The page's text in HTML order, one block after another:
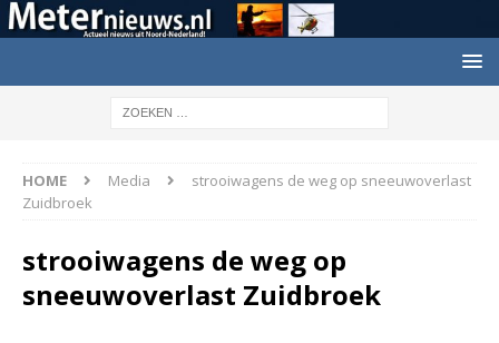
HOME Media
strooiwagens de weg op sneeuwoverlast
Zuidbroek
strooiwagens de weg op
sneeuwoverlast Zuidbroek